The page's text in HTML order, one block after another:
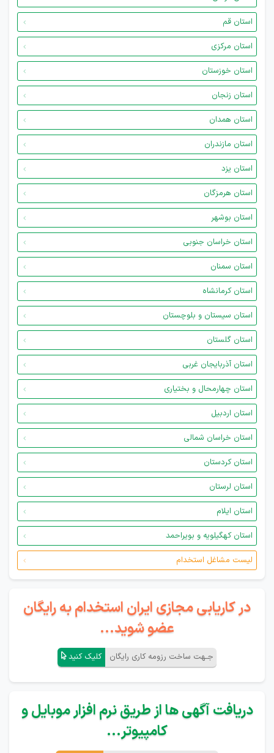
استان قم
استان مرکزی
استان خوزستان
استان زنجان
استان همدان
استان مازندران
استان یزد
استان هرمزگان
استان بوشهر
استان خراسان جنوبی
استان سمنان
استان کرمانشاه
استان سیستان و بلوچستان
استان گلستان
استان آذربایجان غربی
استان چهارمحال و بختیاری
استان اردبیل
استان خراسان شمالی
استان کردستان
استان لرستان
استان ایلام
استان کهگیلویه و بویراحمد
لیست مشاغل استخدام
در کاریابی مجازی ایران استخدام به رایگان
عضو شوید...
جـهت ساخت رزومه کاری رایگان کلیک کنید
دریافت آگهی ها از طریق نرم افزار موبایل و
کامپیوتر...